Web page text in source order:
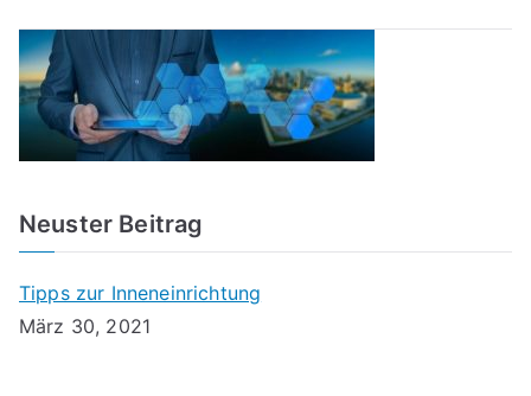
Neuster Beitrag
Tipps zur Inneneinrichtung
März 30, 2021